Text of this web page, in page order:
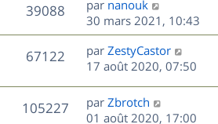
e
s
a
e
m
e
s
a
g
e
i
e
r
m
s
39088V
u
e
D
e
r
n
i
r
m
par nanouk
30 mars 2021, 10:43
67122V
u
e
D
e
i
par ZestyCastor
17 août 2020, 07:50
105227V
D
e
par Zbrotch
01 août 2020, 17:00